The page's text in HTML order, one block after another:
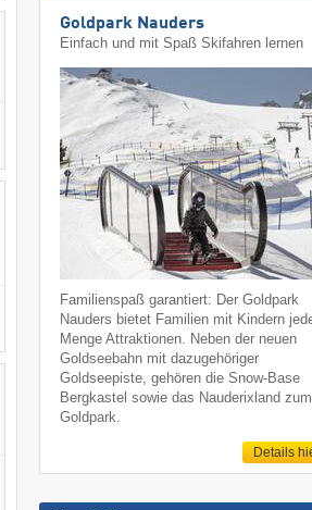
Goldpark Nauders
Einfach und mit Spaß Skifahren lernen
Familienspaß garantiert: Der Goldpark
Nauders bietet Familien mit Kindern
Menge Attraktionen. Neben der neuen
Goldseebahn mit dazugehöriger
Goldseepiste, gehören die Snow-Base
Bergkastel sowie das Nauderixland zum
Goldpark.
Details